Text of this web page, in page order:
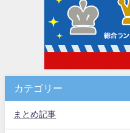
カテゴリー
まとめ記事